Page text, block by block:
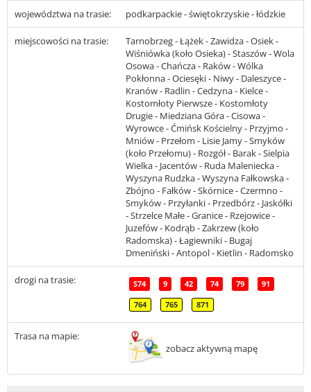
województwa na trasie: podkarpackie - świętokrzyskie - łódzkie
miejscowości na trasie:
Tarnobrzeg - Łążek - Zawidza - Osiek -
Wiśniówka (koło Osieka) - Staszów - Wola
Osowa - Chańcza - Raków - Wólka
Pokłonna - Ociesęki - Niwy - Daleszyce -
Kranów - Radlin - Cedzyna - Kielce -
Kostomłoty Pierwsze - Kostomłoty
Drugie - Miedziana Góra - Cisowa -
Wyrowce - Ćmińsk Kościelny - Przyjmo -
Mniów - Przełom - Lisie Jamy - Smyków
(koło Przełomu) - Rozgół - Barak - Sielpia
Wielka - Jacentów - Ruda Maleniecka -
Wyszyna Rudzka - Wyszyna Fałkowska -
Zbójno - Fałków - Skórnice - Czermno -
Smyków - Przyłanki - Przedbórz - Jaskółki
- Strzelce Małe - Granice - Rzejowice -
Juzefów - Kodrąb - Zakrzew (koło
Radomska) - Łagiewniki - Bugaj
Dmeniński - Antopol - Kietlin - Radomsko
drogi na trasie: S74 9 42 74 79 91
764 765 871
Trasa na mapie:
zobacz aktywną mapę